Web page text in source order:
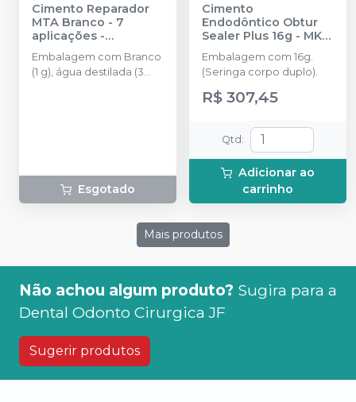
Cimento Reparador
MTA Branco - 7
aplicações -
Embalagem com Branco
(1 g), água destilada (3
Esgotado
Cimento
Endodôntico Obtur
Sealer Plus 16g - MK
Embalagem com 16g.
(Seringa corpo duplo).
R$ 307,45
Qtd :
Adicionar ao
carrinho
Mais produtos
Não achou algum produto? Sugira para a
Dental Odonto Cirurgica JF
Sugerir produtos